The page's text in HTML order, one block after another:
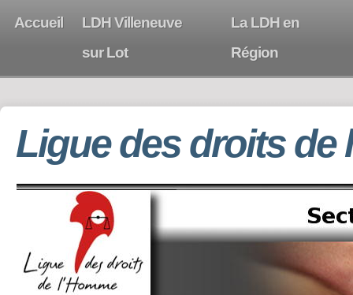
Accueil
LDH Villeneuve
sur Lot
La LDH en
Région
Ligue des droits de